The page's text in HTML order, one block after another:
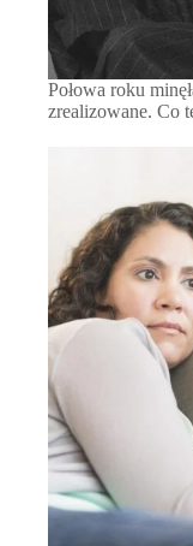
Połowa roku
zrealizowane. Co